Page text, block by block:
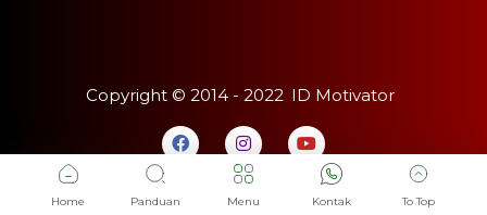
Copyright © 2014 - 2022 ID Motivator
Home Panduan Menu Kontak To Top